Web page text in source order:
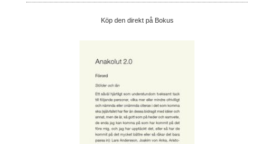
Köp den direkt på Bokus